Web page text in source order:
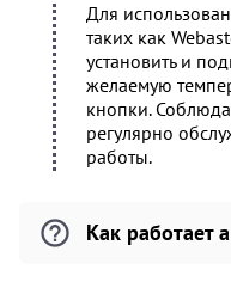
Для
таких как
установить и
желаемую
кнопки.
регулярно
работы.
Как работает